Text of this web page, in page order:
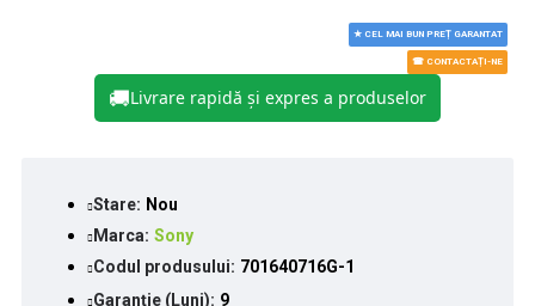
★ CEL MAI BUN PREȚ GARANTAT
☎ CONTACTAȚI-NE
🚚Livrare rapidă și expres a produselor
Stare: Nou
Marca: Sony
Codul produsului: 701640716G-1
Garanție (Luni): 9